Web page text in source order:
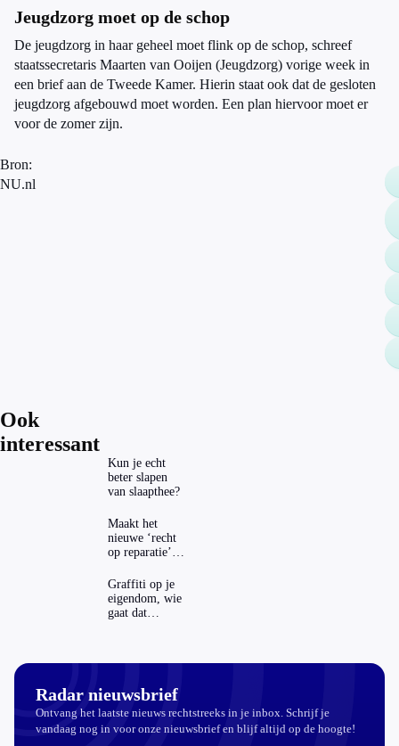
Jeugdzorg moet op de schop
De jeugdzorg in haar geheel moet flink op de schop, schreef
staatssecretaris Maarten van Ooijen (Jeugdzorg) vorige week in
een brief aan de Tweede Kamer. Hierin staat ook dat de gesloten
jeugdzorg afgebouwd moet worden. Een plan hiervoor moet er
voor de zomer zijn.
Bron:
NU.nl
Ook
interessant
Kun je echt
beter slapen
van slaapthee?
Maakt het
nieuwe ‘recht
op reparatie’
echt
aantrekkelijker?
Graffiti op je
eigendom, wie
gaat dat
Radar nieuwsbrief
Ontvang het laatste nieuws rechtstreeks in je inbox. Schrijf je
vandaag nog in voor onze nieuwsbrief en blijf altijd op de hoogte!